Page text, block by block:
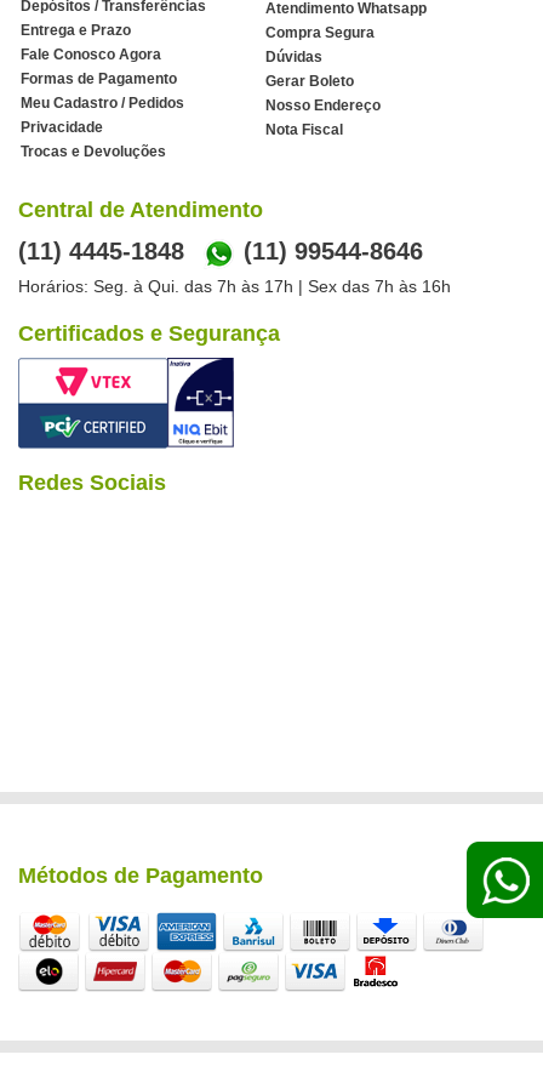
Depósitos / Transferências
Entrega e Prazo
Fale Conosco Agora
Formas de Pagamento
Meu Cadastro / Pedidos
Privacidade
Trocas e Devoluções
Atendimento Whatsapp
Compra Segura
Dúvidas
Gerar Boleto
Nosso Endereço
Nota Fiscal
Central de Atendimento
(11) 4445-1848 (11) 99544-8646
Horários: Seg. à Qui. das 7h às 17h | Sex das 7h às 16h
Certificados e Segurança
Redes Sociais
Métodos de Pagamento